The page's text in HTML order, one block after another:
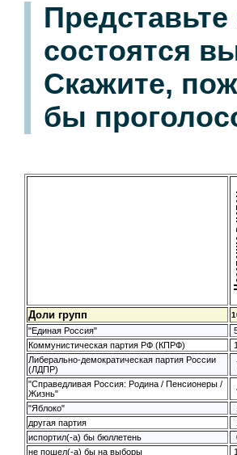
состоятся
Скажите,
бы
Доли групп
"Единая Россия"
Коммунистическая партия РФ (КПРФ)
Либерально-демократическая партия России
(ЛДПР)
"Справедливая Россия: Родина / Пенсионеры /
Жизнь"
"Яблоко"
другая партия
испортил(-а) бы бюллетень
не пошел(-а) бы на выборы